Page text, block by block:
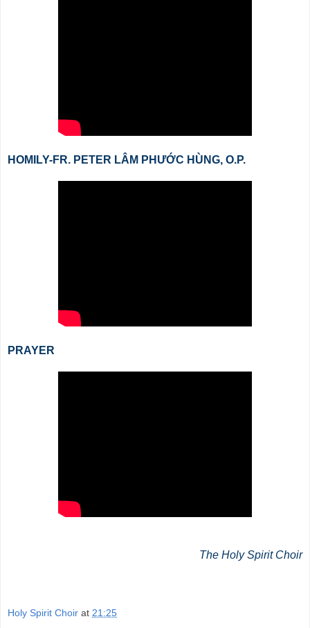
HOMILY-FR. PETER LÂM PHƯỚC HÙNG, O.P.
PRAYER
The Holy Spirit Choir
Holy Spirit Choir at 21:25